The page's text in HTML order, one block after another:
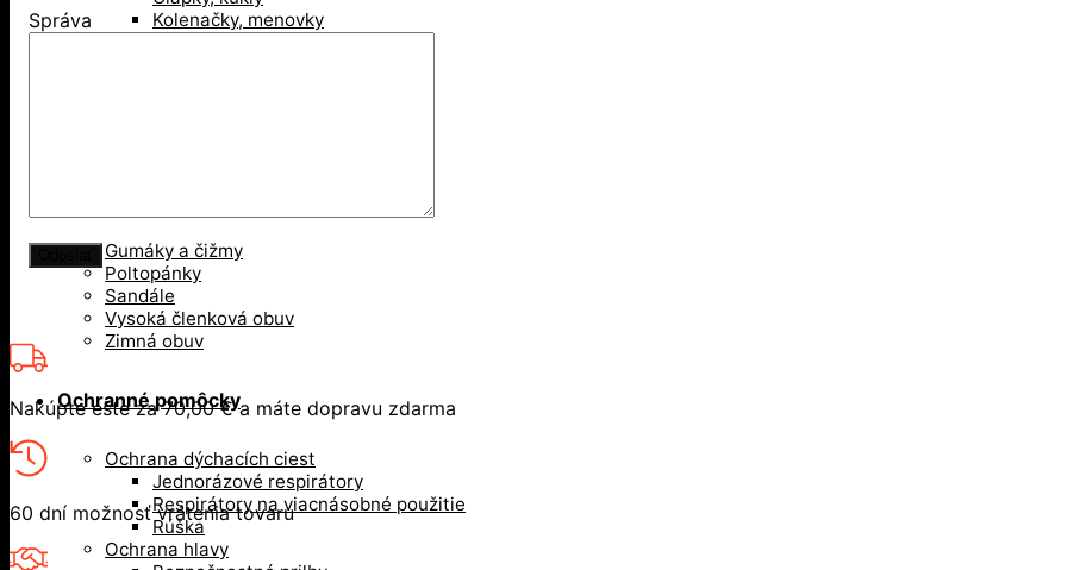
Kolenačky, menovky
Gumáky a čižmy
Poltopánky
Sandále
Vysoká členková obuv
Zimná obuv
Ochranné pomôcky
Ochrana dýchacích ciest
Jednorázové respirátory
Respirátory na viacnásobné použitie
Rúška
Ochrana hlavy
Správa
Nakúpte ešte za70,00€a máte dopravu zdarma
60 dní možnosť vrátenia tovaru